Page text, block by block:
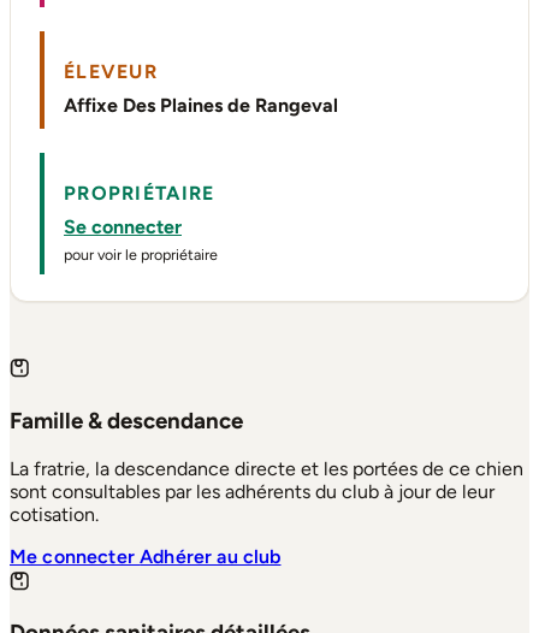
ÉLEVEUR
Affixe Des Plaines de Rangeval
PROPRIÉTAIRE
Se connecter
pour voir le propriétaire
Famille & descendance
La fratrie, la descendance directe et les portées de ce chien
sont consultables par les adhérents du club à jour de leur
cotisation.
Me connecterAdhérer au club